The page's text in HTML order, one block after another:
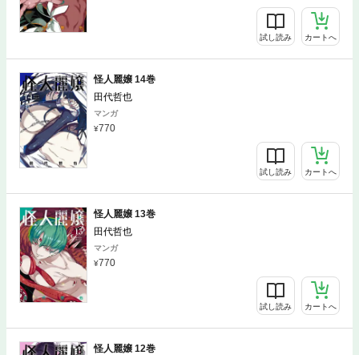
試し読み カートへ
怪人麗嬢 14巻
田代哲也
マンガ
770
試し読み カートへ
怪人麗嬢 13巻
田代哲也
マンガ
770
試し読み カートへ
怪人麗嬢 12巻